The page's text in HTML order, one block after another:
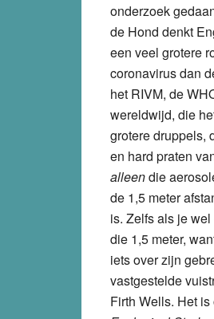
onderzoek
de Hond denkt
een veel grotere
coronavirus dan
het RIVM, de
wereldwijd, die
grotere druppels,
en hard praten
alleendie
de 1,5 meter
is. Zelfs als je
die 1,5 meter,
iets over zijn
vastgestelde
Firth Wells. Het